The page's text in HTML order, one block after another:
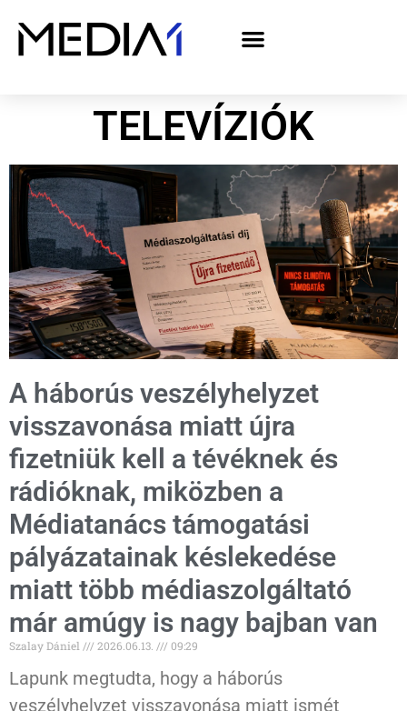
TELEVÍZIÓK
A háborús veszélyhelyzet
visszavonása miatt újra
fizetniük kell a tévéknek és
rádióknak, miközben a
Médiatanács támogatási
pályázatainak késlekedése
miatt több médiaszolgáltató
már amúgy is nagy bajban van
Szalay Dániel 2026.06.13. 09:29
Lapunk megtudta, hogy a háborús
veszélyhelyzet visszavonása miatt ismét